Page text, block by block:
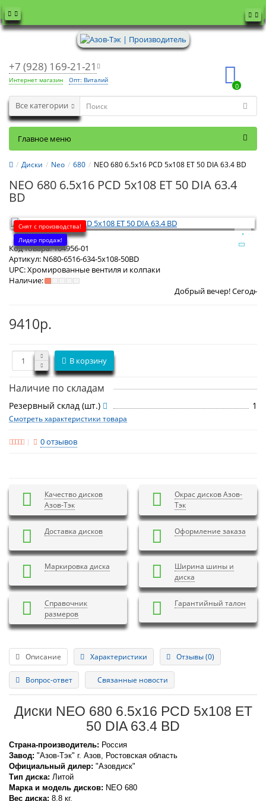
+7 (928) 169-21-21
Интернет магазин Опт: Виталий
0
Все категории
Главное меню
Диски Neo 680 NEO 680 6.5x16 PCD 5x108 ET 50 DIA 63.4 BD
NEO 680 6.5x16 PCD 5x108 ET 50 DIA 63.4
BD
Снят с производства!
Лидер продаж!
Код товара:104956-01
Артикул: N680-6516-634-5x108-50BD
UPC:Хромированные вентиля и колпаки
Наличие:
Добрый вечер! СегодняПятница 7
9410р.
В корзину
Наличие по складам
Резервный склад (шт.) 1
Смотреть характеристики товара
0 отзывов
Качество дисков
Азов-Тэк
Окрас дисков Азов-
Тэк
Доставка дисков Оформление заказа
Маркировка диска
Ширина шины и
диска
Справочник
размеров
Гарантийный талон
Описание Характеристики Отзывы (0)
Вопрос-ответ Связанные новости
Диски NEO 680 6.5x16 PCD 5x108 ET
50 DIA 63.4 BD
Страна-производитель: Россия
Завод: "Азов-Тэк" г. Азов, Ростовская область
Официальный дилер: "Азовдиск"
Тип диска: Литой
Марка и модель дисков: NEO 680
Вес диска: 8,8 кг.